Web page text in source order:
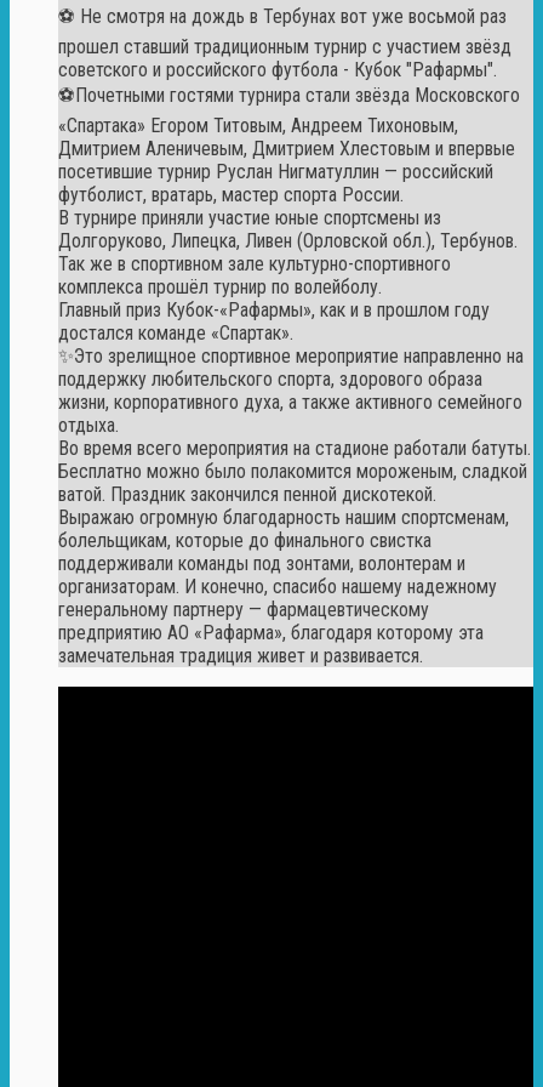
⚽ Не смотря на дождь в Тербунах вот уже восьмой раз
прошел ставший традиционным турнир с участием звёзд
советского и российского футбола - Кубок "Рафармы".
⚽Почетными гостями турнира стали звёзда Московского
«Спартака» Егором Титовым, Андреем Тихоновым,
Дмитрием Аленичевым, Дмитрием Хлестовым и впервые
посетившие турнир Руслан Нигматуллин — российский
футболист, вратарь, мастер спорта России.
В турнире приняли участие юные спортсмены из
Долгоруково, Липецка, Ливен (Орловской обл.), Тербунов.
Так же в спортивном зале культурно-спортивного
комплекса прошёл турнир по волейболу.
Главный приз Кубок-«Рафармы», как и в прошлом году
достался команде «Спартак».
✨Это зрелищное спортивное мероприятие направленно на
поддержку любительского спорта, здорового образа
жизни, корпоративного духа, а также активного семейного
отдыха.
Во время всего мероприятия на стадионе работали батуты.
Бесплатно можно было полакомится мороженым, сладкой
ватой. Праздник закончился пенной дискотекой.
Выражаю огромную благодарность нашим спортсменам,
болельщикам, которые до финального свистка
поддерживали команды под зонтами, волонтерам и
организаторам. И конечно, спасибо нашему надежному
генеральному партнеру — фармацевтическому
предприятию АО «Рафарма», благодаря которому эта
замечательная традиция живет и развивается.